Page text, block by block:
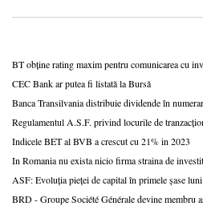
BT obține rating maxim pentru comunicarea cu
CEC Bank ar putea fi listată la Bursă
Banca Transilvania distribuie dividende în
Regulamentul A.S.F. privind locurile de
Indicele BET al BVB a crescut cu 21% in 2023
In Romania nu exista nicio firma straina de
ASF: Evoluția pieței de capital în primele șase
BRD - Groupe Société Générale devine membru